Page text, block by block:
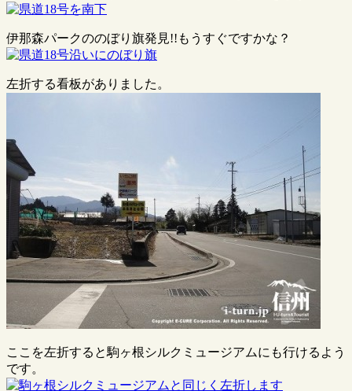
伊那森パークののぼり旗発見!!もうすぐですかな？
左折する看板がありました。
ここを左折すると駒ヶ根シルクミュージアムにも行けるよう
です。